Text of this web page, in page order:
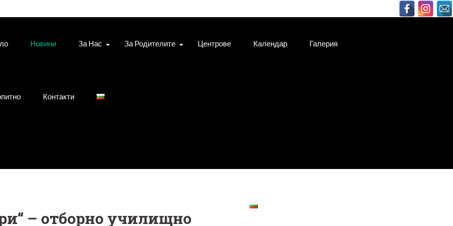
Новини За Нас За Родителите Центрове Календар Галерия
Контакти
– отборно училищно